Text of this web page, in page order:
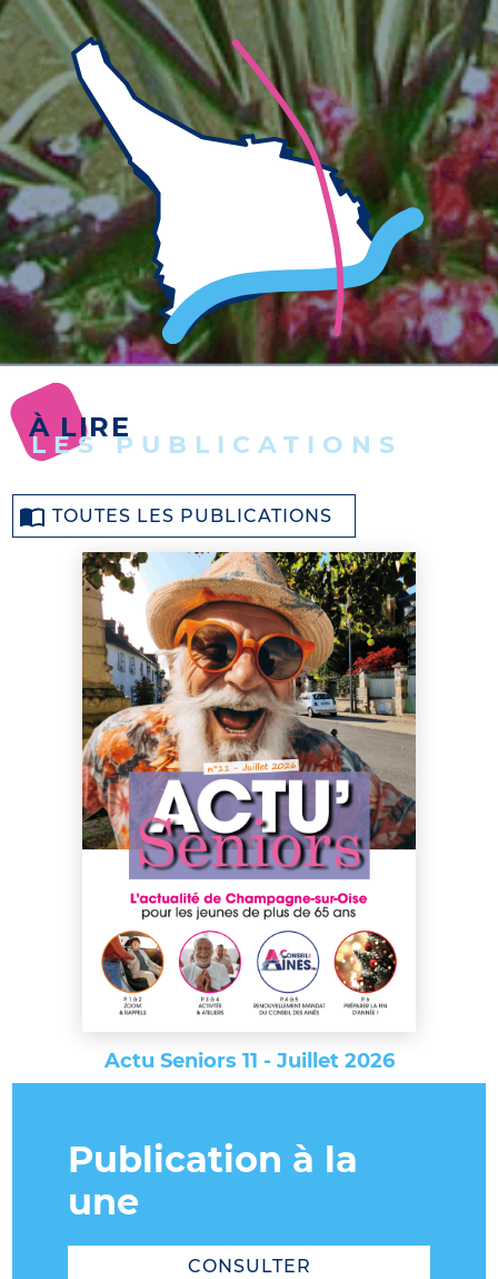
À LIRE
LES PUBLICATIONS
TOUTES LES PUBLICATIONS
Actu Seniors 11 - Juillet 2026
Publication à la
une
CONSULTER